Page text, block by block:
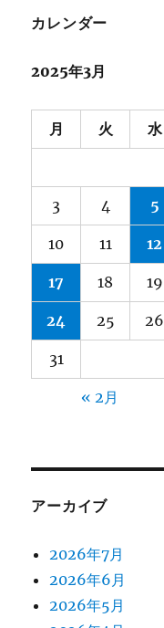
カレンダー
2025年3月
月 火 水
3 4 5
10 11 12
17 18 19
24 25 26
31
« 2月
アーカイブ
2026年7月
2026年6月
2026年5月